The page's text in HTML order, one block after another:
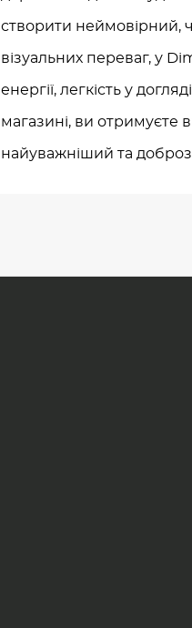
створити неймовірний,
візуальних переваг, у
енергії, легкість у
магазині, ви отримуєте
найуважніший та